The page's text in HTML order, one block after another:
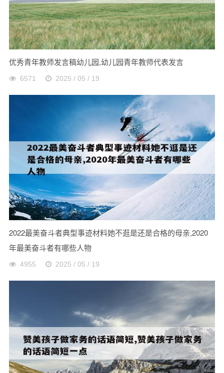
优秀青年教师发言稿幼儿园,幼儿园青年教师代表发言
6571 2025 / 05 / 19
2022最美奋斗者典型事迹材料她不逛是还是合格的母亲,2020
年最美奋斗者有哪些人物
4955 2025 / 05 / 19